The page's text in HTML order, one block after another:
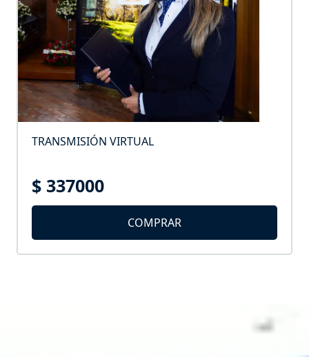
TRANSMISIÓN VIRTUAL
$ 337000
COMPRAR